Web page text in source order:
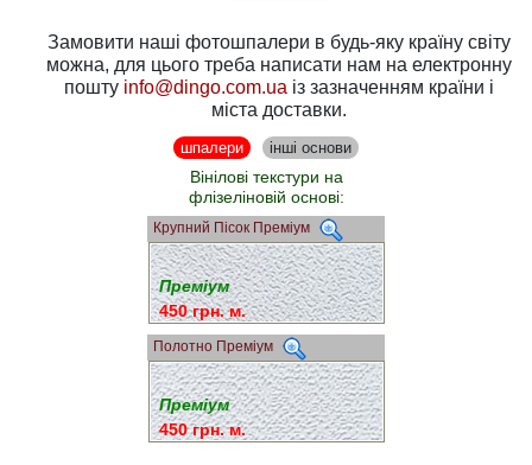
Замовити наші фотошпалери в будь-яку країну світу
можна, для цього треба написати нам на електронну
пошту info@dingo.com.ua із зазначенням країни і
міста доставки.
шпалери інші основи
Вінілові текстури на
флізеліновій основі:
Крупний Пісок Преміум
Преміум
450 грн. м.
Полотно Преміум
Преміум
450 грн. м.